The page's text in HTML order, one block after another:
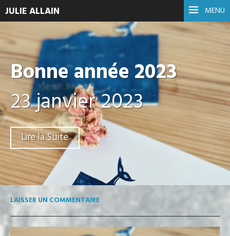
MENU
JULIE ALLAIN
Bonne année 2023
23 janvier 2023
Lire la Suite
LAISSER UN COMMENTAIRE